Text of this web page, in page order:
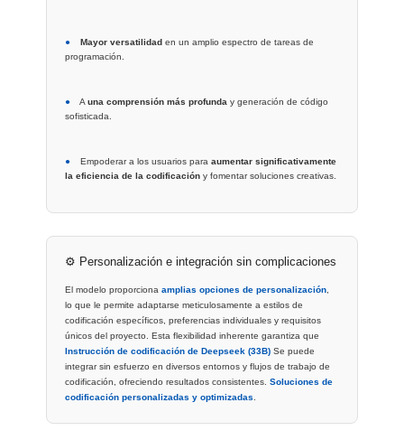
● Mayor versatilidad en un amplio espectro de tareas de
programación.
● Auna comprensión más profunda y generación de código
sofisticada.
● Empoderar a los usuarios paraaumentar significativamente
la eficiencia de la codificación y fomentar soluciones creativas.
⚙️ Personalización e integración sin complicaciones
El modelo proporcionaamplias opciones de personalización,
lo que le permite adaptarse meticulosamente a estilos de
codificación específicos, preferencias individuales y requisitos
únicos del proyecto. Esta flexibilidad inherente garantiza que
Instrucción de codificación de Deepseek (33B) Se puede
integrar sin esfuerzo en diversos entornos y flujos de trabajo de
codificación, ofreciendo resultados consistentes.Soluciones de
codificación personalizadas y optimizadas.